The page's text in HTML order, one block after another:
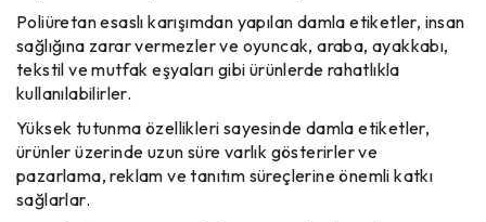
Poliüretan esaslı karışımdan yapılan damla etiketler, insan
sağlığına zarar vermezler ve oyuncak, araba, ayakkabı,
tekstil ve mutfak eşyaları gibi ürünlerde rahatlıkla
kullanılabilirler.
Yüksek tutunma özellikleri sayesinde damla etiketler,
ürünler üzerinde uzun süre varlık gösterirler ve
pazarlama, reklam ve tanıtım süreçlerine önemli katkı
sağlarlar.